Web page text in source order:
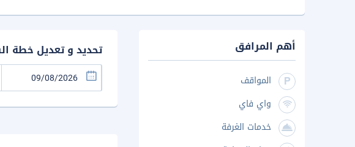
تحديد و تعديل خطة
أهم المرافق
المواقف
واي فاي
خدمات الغرفة